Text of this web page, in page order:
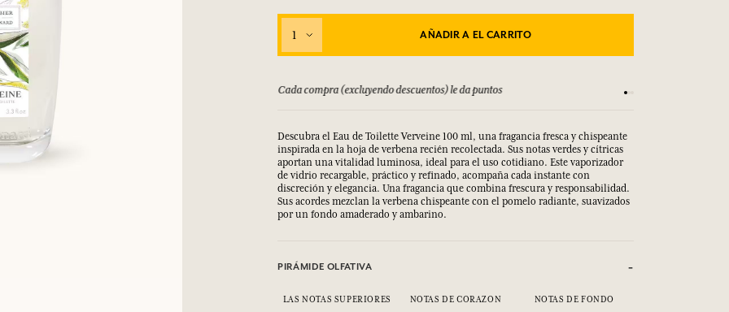
1 AÑADIR A EL CARRITO
hasta 15 días Cada compra (excluyendo descuentos) le da puntos
Descubra el Eau de Toilette Verveine 100 ml, una fragancia fresca y chispeante
inspirada en la hoja de verbena recién recolectada. Sus notas verdes y cítricas
aportan una vitalidad luminosa, ideal para el uso cotidiano. Este vaporizador
de vidrio recargable, práctico y refinado, acompaña cada instante con
discreción y elegancia. Una fragancia que combina frescura y responsabilidad.
Sus acordes mezclan la verbena chispeante con el pomelo radiante, suavizados
por un fondo amaderado y ambarino.
PIRÁMIDE OLFATIVA
LAS NOTAS SUPERIORES NOTAS DE CORAZON NOTAS DE FONDO